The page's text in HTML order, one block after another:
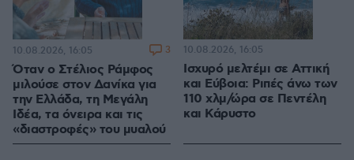
Όταν ο Στέλιος Ράμφος
μιλούσε στον Δανίκα για
την Ελλάδα, τη Μεγάλη
Ιδέα, τα όνειρα και τις
«διαστροφές» του μυαλού
10.08.2026, 16:05 3
Ισχυρό μελτέμι σε Αττική
και Εύβοια: Ριπές άνω των
110 χλμ/ώρα σε Πεντέλη
και Κάρυστο
10.08.2026, 16:05